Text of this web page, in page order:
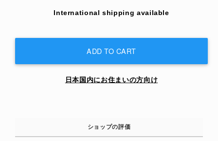
International shipping available
ADD TO CART
日本国内にお住まいの方向け
ショップの評価